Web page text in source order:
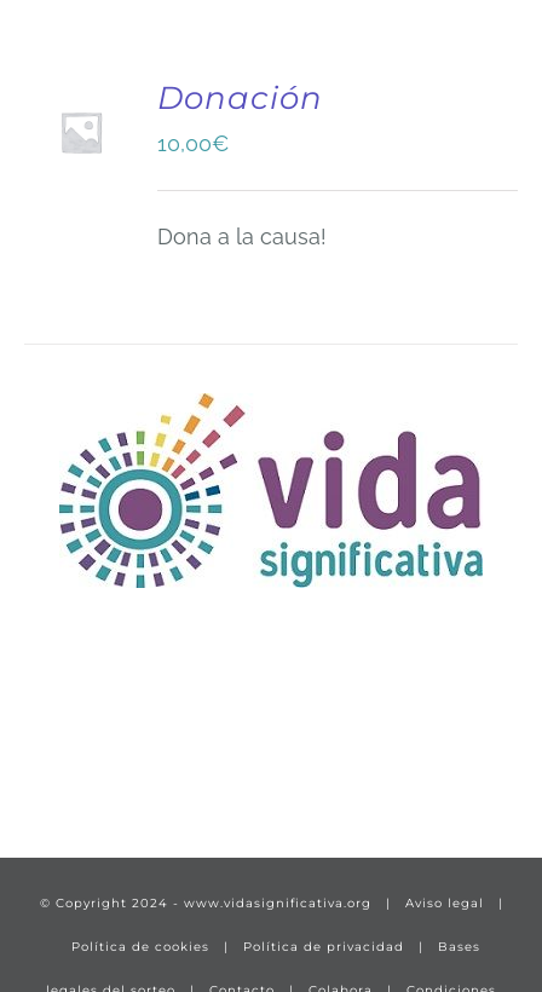
AL
CARRITO
Donación
10,00€
Dona a la causa!
© Copyright 2024 - www.vidasignificativa.org | Aviso legal |
Política de cookies | Política de privacidad | Bases